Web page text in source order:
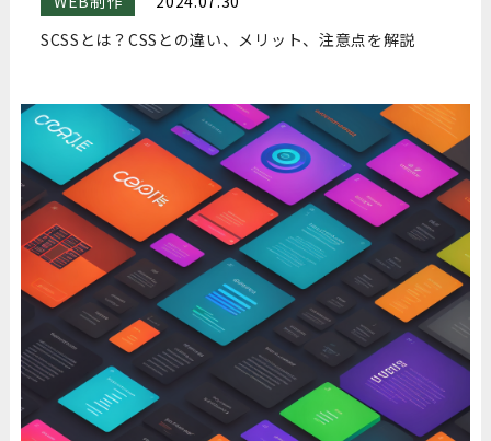
SCSSとは？CSSとの違い、メリット、注意点を解説